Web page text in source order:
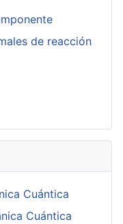
de reacción
Cuántica
Cuántica